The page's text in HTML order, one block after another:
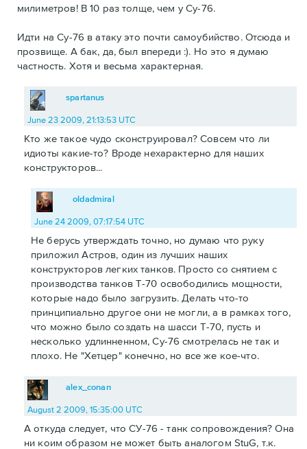
милиметров! В 10 раз толще, чем у Су-76.
Идти на Су-76 в атаку это почти самоубийство. Отсюда и
прозвище. А бак, да, был впереди :). Но это я думаю
частность. Хотя и весьма характерная.
spartanus
June 23 2009, 21:13:53 UTC
Кто же такое чудо сконструировал? Совсем что ли
идиоты какие-то? Вроде нехарактерно для наших
конструкторов...
oldadmiral
June 24 2009, 07:17:54 UTC
Не берусь утверждать точно, но думаю что руку
приложил Астров, один из лучших наших
конструкторов легких танков. Просто со снятием с
производства танков Т-70 освободились мощности,
которые надо было загрузить. Делать что-то
принципиально другое они не могли, а в рамках того,
что можно было создать на шасси Т-70, пусть и
несколько удлинненном, Су-76 смотрелась не так и
плохо. Не "Хетцер" конечно, но все же кое-что.
alex_conan
August 2 2009, 15:35:00 UTC
А откуда следует, что СУ-76 - танк сопровождения? Она
ни коим образом не может быть аналогом StuG, т.к.